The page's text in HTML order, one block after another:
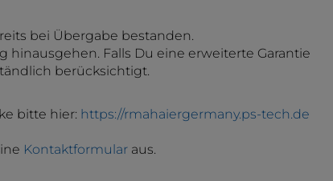
bei Übergabe bestanden.
hinausgehen. Falls Du eine erweiterte Garantie
berücksichtigt.
bitte hier: https://rmahaiergermany.ps-tech.de
Kontaktformularaus.